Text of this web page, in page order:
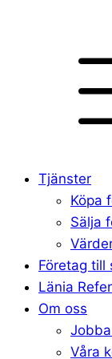
Tjänster
Köpa
Sälja
Företag till
Länia
Om oss
Våra